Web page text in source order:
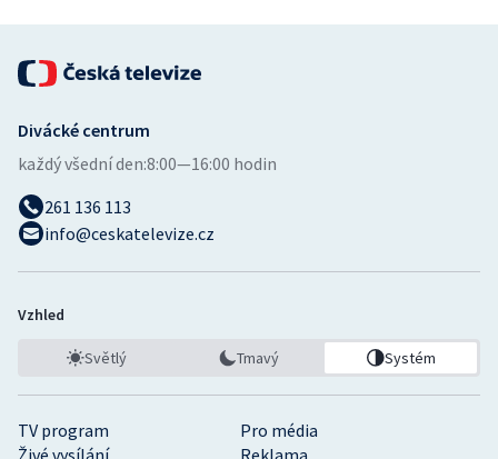
TV program
Pro média
Divácké centrum
každý všední den:8:00—16:00 hodin
261 136 113
info@ceskatelevize.cz
Vzhled
Světlý Tmavý Systém